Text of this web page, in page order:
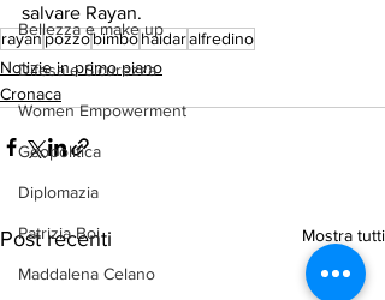
Bellezza e make up
Difesa e Sicurezza
Women Empowerment
Geopolitica
Diplomazia
Patrizia Boi
Maddalena Celano
salvare Rayan.
rayan pozzobimbohaidaralfredino
Notizie in primo piano
Cronaca
Post recenti Mostra tutti